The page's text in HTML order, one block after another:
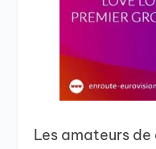
Les amateurs